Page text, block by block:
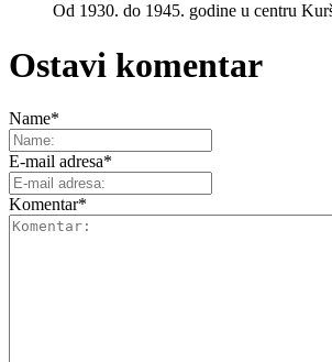
Od 1930. do 1945. godine u centru
Ostavi komentar
Name*
E-mail adresa*
Komentar*